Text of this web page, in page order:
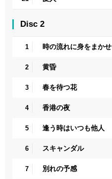
Disc 2
1 時の流れに身をまかせ
2 黄昏
3 春を待つ花
4 香港の夜
5 逢う時はいつも他人
6 スキャンダル
7 別れの予感